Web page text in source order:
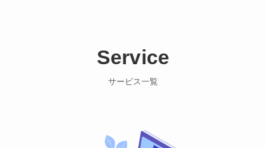
Service
サービス一覧